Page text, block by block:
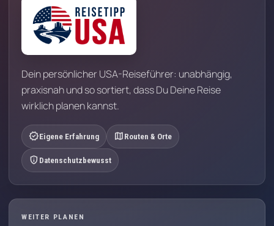
Dein persönlicher USA-Reiseführer: unabhängig,
praxisnah und so sortiert, dass Du Deine Reise
wirklich planen kannst.
verifiedEigene Erfahrung map Routen & Orte
privacy_tip Datenschutzbewusst
WEITER PLANEN